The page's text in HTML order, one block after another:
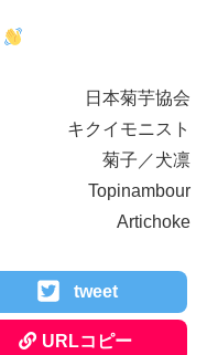
日本菊芋協会
キクイモニスト
菊子／犬凛
Topinambour
Artichoke
tweet
URLコピー